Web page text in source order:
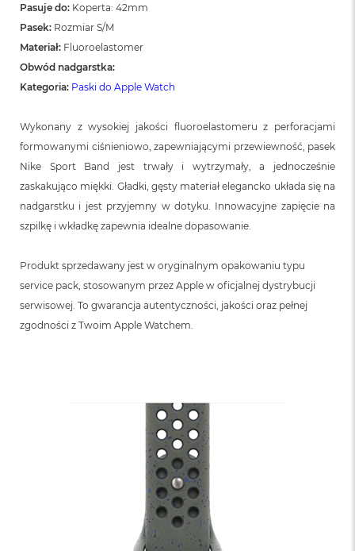
Pasuje do: Koperta: 42mm
Pasek: Rozmiar S/M
Materiał: Fluoroelastomer
Obwód nadgarstka:
Kategoria: Paski do Apple Watch
Wykonany z wysokiej jakości fluoroelastomeru z perforacjami
formowanymi ciśnieniowo, zapewniającymi przewiewność, pasek
Nike Sport Band jest trwały i wytrzymały, a jednocześnie
zaskakująco miękki. Gładki, gęsty materiał elegancko układa się na
nadgarstku i jest przyjemny w dotyku. Innowacyjne zapięcie na
szpilkę i wkładkę zapewnia idealne dopasowanie.
Produkt sprzedawany jest w oryginalnym opakowaniu typu
service pack, stosowanym przez Apple w oficjalnej dystrybucji
serwisowej. To gwarancja autentyczności, jakości oraz pełnej
zgodności z Twoim Apple Watchem.